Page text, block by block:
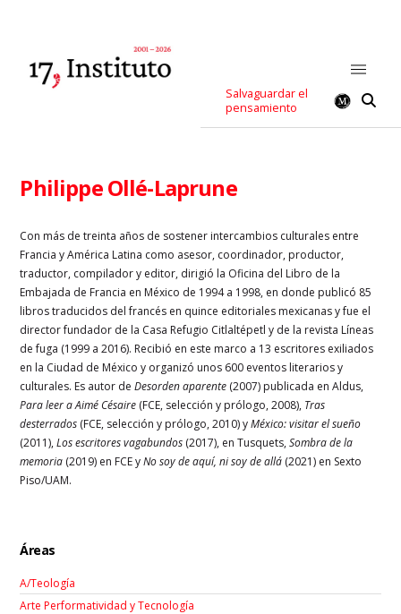
Salvaguardar el
pensamiento
Philippe Ollé-Laprune
Con más de treinta años de sostener intercambios culturales entre
Francia y América Latina como asesor, coordinador, productor,
traductor, compilador y editor, dirigió la Oficina del Libro de la
Embajada de Francia en México de 1994 a 1998, en donde publicó 85
libros traducidos del francés en quince editoriales mexicanas y fue el
director fundador de la Casa Refugio Citlaltépetl y de la revista Líneas
de fuga (1999 a 2016). Recibió en este marco a 13 escritores exiliados
en la Ciudad de México y organizó unos 600 eventos literarios y
culturales. Es autor deDesorden aparente (2007) publicada en Aldus,
Para leer a Aimé Césaire (FCE, selección y prólogo, 2008), Tras
desterrados (FCE, selección y prólogo, 2010) yMéxico: visitar el sueño
(2011),Los escritores vagabundos (2017), en Tusquets,Sombra de la
memoria (2019) en FCE yNo soy de aquí, ni soy de allá (2021) en Sexto
Piso/UAM.
Áreas
A/Teología
Arte Performatividad y Tecnología